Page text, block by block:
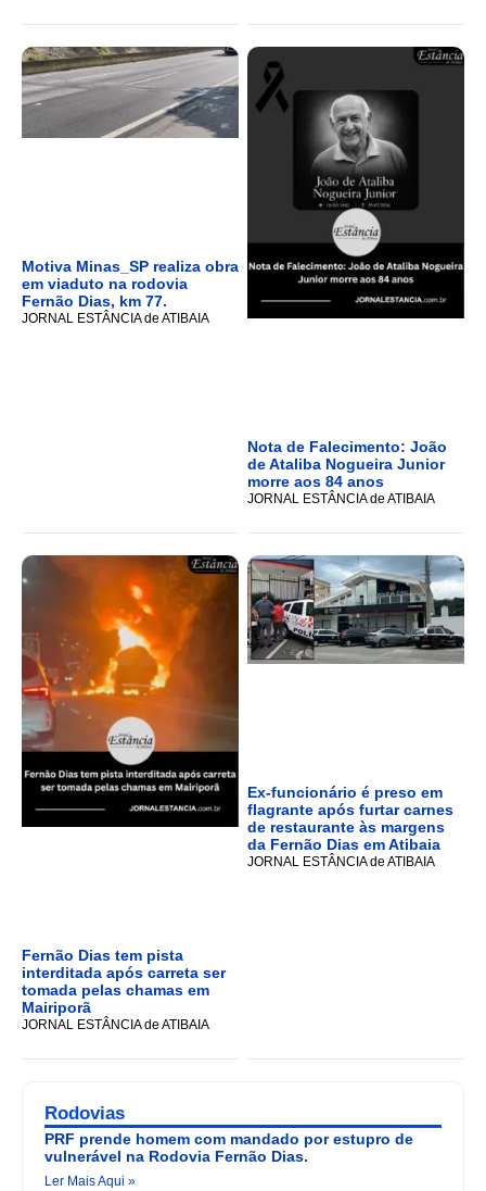
Motiva Minas_SP realiza obra
em viaduto na rodovia
Fernão Dias, km 77.
JORNAL ESTÂNCIA de ATIBAIA
Nota de Falecimento: João
de Ataliba Nogueira Junior
morre aos 84 anos
JORNAL ESTÂNCIA de ATIBAIA
Fernão Dias tem pista
interditada após carreta ser
tomada pelas chamas em
Mairiporã
JORNAL ESTÂNCIA de ATIBAIA
Ex-funcionário é preso em
flagrante após furtar carnes
de restaurante às margens
da Fernão Dias em Atibaia
JORNAL ESTÂNCIA de ATIBAIA
Rodovias
PRF prende homem com mandado por estupro de
vulnerável na Rodovia Fernão Dias.
Ler Mais Aqui »